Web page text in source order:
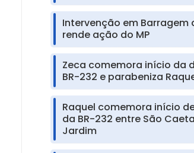
Intervenção em Barragem
rende ação do MP
Zeca comemora início da
BR-232 e parabeniza
Raquel comemora início
da BR-232 entre São
Jardim